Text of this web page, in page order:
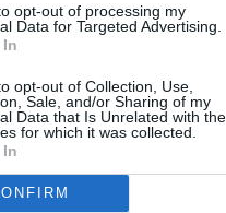
opt-out of processing my
Data for Targeted Advertising.
opt-out of Collection, Use,
Sale, and/or Sharing of my
Data that Is Unrelated with the
for which it was collected.
Νίκου
Μέγαρο
στο Δικαστικό Μέγαρο